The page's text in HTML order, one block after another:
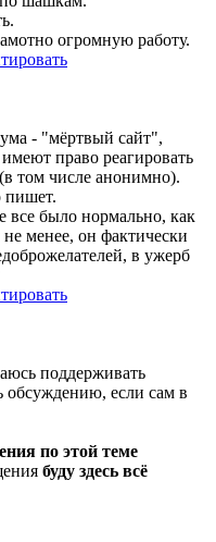
огромную работу.
- "мёртвый сайт",
право реагировать
том числе анонимно).
пишет.
все было нормально, как
менее, он фактически
й, в ужерб
поддерживать
если сам в
по этой теме
буду здесь всё